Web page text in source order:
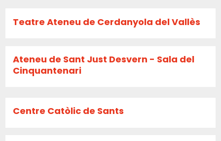
Teatre Ateneu de Cerdanyola del Vallès
Ateneu de Sant Just Desvern - Sala del
Cinquantenari
Centre Catòlic de Sants